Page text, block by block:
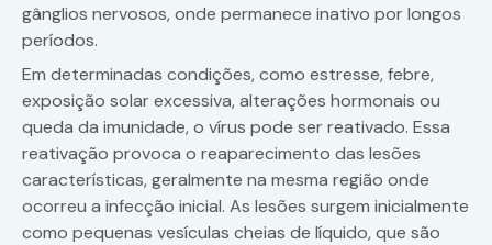
gânglios nervosos, onde permanece inativo por longos
períodos.
Em determinadas condições, como estresse, febre,
exposição solar excessiva, alterações hormonais ou
queda da imunidade, o vírus pode ser reativado. Essa
reativação provoca o reaparecimento das lesões
características, geralmente na mesma região onde
ocorreu a infecção inicial. As lesões surgem inicialmente
como pequenas vesículas cheias de líquido, que são